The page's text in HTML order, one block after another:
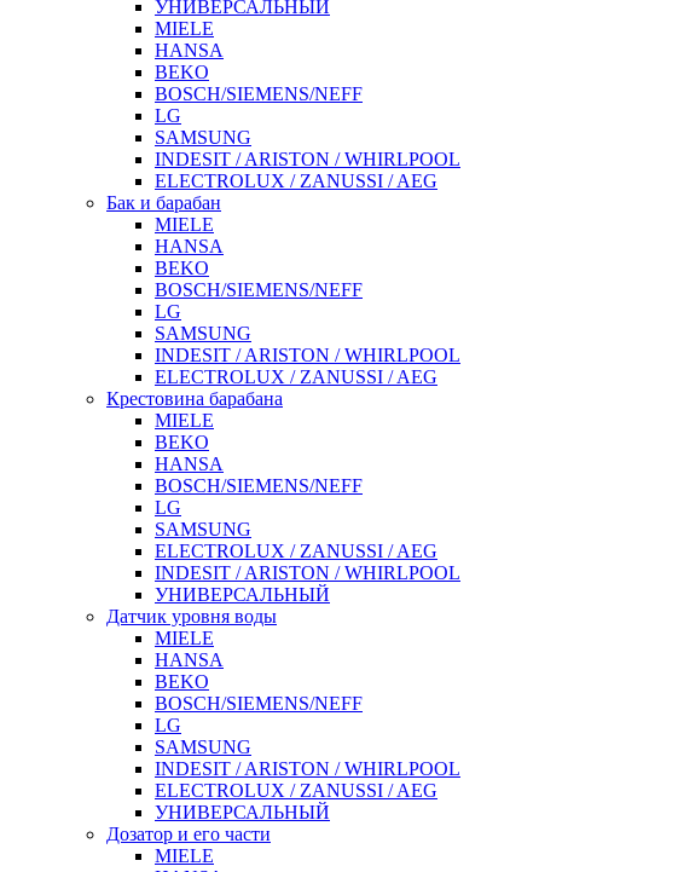
УНИВЕРСАЛЬНЫЙ
MIELE
HANSA
BEKO
BOSCH/SIEMENS/NEFF
LG
SAMSUNG
INDESIT / ARISTON / WHIRLPOOL
ELECTROLUX / ZANUSSI / AEG
Бак и барабан
MIELE
HANSA
BEKO
BOSCH/SIEMENS/NEFF
LG
SAMSUNG
INDESIT / ARISTON / WHIRLPOOL
ELECTROLUX / ZANUSSI / AEG
Крестовина барабана
MIELE
BEKO
HANSA
BOSCH/SIEMENS/NEFF
LG
SAMSUNG
ELECTROLUX / ZANUSSI / AEG
INDESIT / ARISTON / WHIRLPOOL
УНИВЕРСАЛЬНЫЙ
Датчик уровня воды
MIELE
HANSA
BEKO
BOSCH/SIEMENS/NEFF
LG
SAMSUNG
INDESIT / ARISTON / WHIRLPOOL
ELECTROLUX / ZANUSSI / AEG
УНИВЕРСАЛЬНЫЙ
Дозатор и его части
MIELE